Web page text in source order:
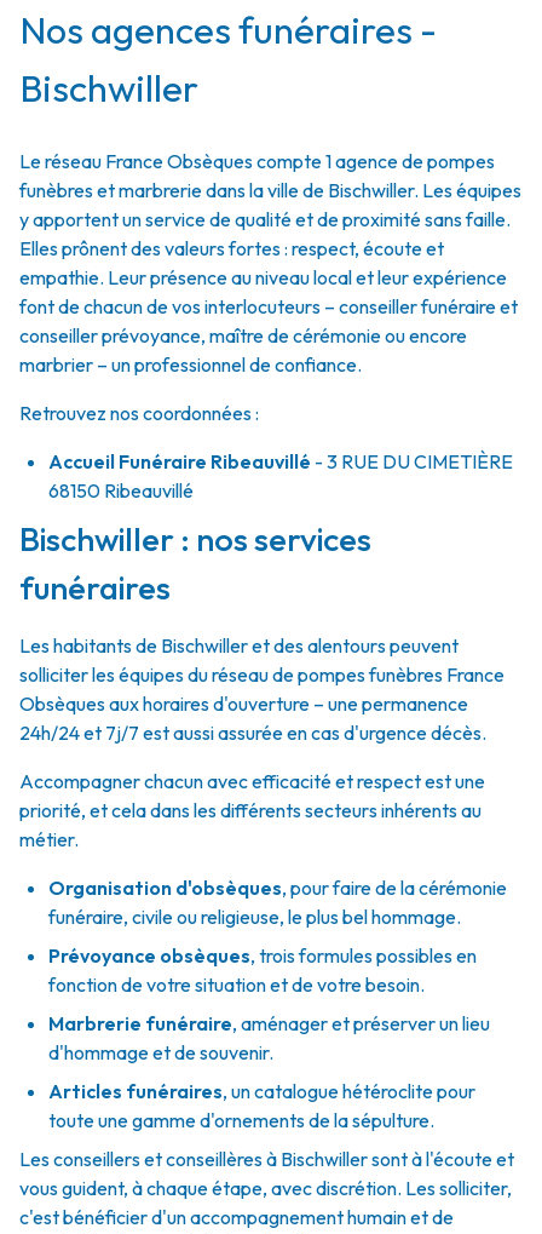
Nos agences funéraires -
Bischwiller
Le réseau France Obsèques compte 1 agence de pompes
funèbres et marbrerie dans la ville de Bischwiller. Les équipes
y apportent un service de qualité et de proximité sans faille.
Elles prônent des valeurs fortes : respect, écoute et
empathie. Leur présence au niveau local et leur expérience
font de chacun de vos interlocuteurs – conseiller funéraire et
conseiller prévoyance, maître de cérémonie ou encore
marbrier – un professionnel de confiance.
Retrouvez nos coordonnées :
Accueil Funéraire Ribeauvillé - 3 RUE DU CIMETIÈRE
68150 Ribeauvillé
Bischwiller : nos services
funéraires
Les habitants de Bischwiller et des alentours peuvent
solliciter les équipes du réseau de pompes funèbres France
Obsèques aux horaires d'ouverture – une permanence
24h/24 et 7j/7 est aussi assurée en cas d'urgence décès.
Accompagner chacun avec efficacité et respect est une
priorité, et cela dans les différents secteurs inhérents au
métier.
Organisation d'obsèques, pour faire de la cérémonie
funéraire, civile ou religieuse, le plus bel hommage.
Prévoyance obsèques, trois formules possibles en
fonction de votre situation et de votre besoin.
Marbrerie funéraire, aménager et préserver un lieu
d'hommage et de souvenir.
Articles funéraires, un catalogue hétéroclite pour
toute une gamme d'ornements de la sépulture.
Les conseillers et conseillères à Bischwiller sont à l'écoute et
vous guident, à chaque étape, avec discrétion. Les solliciter,
c'est bénéficier d'un accompagnement humain et de